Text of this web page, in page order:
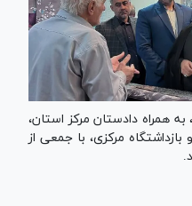
همراه دادستان مرکز استان،
بازداشتگاه مرکزی، با جمعی از